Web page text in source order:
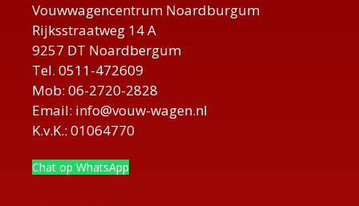
Vouwwagencentrum Noardburgum
Rijksstraatweg 14 A
9257 DT Noardbergum
Tel. 0511-472609
Mob: 06-2720-2828
Email: info@vouw-wagen.nl
K.v.K.: 01064770
Chat op WhatsApp